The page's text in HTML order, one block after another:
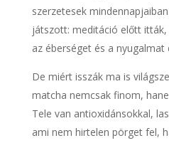
szerzetesek
játszott: meditáció előtt
az éberséget és a nyugalmat
De miért isszák ma is
matcha nemcsak finom,
Tele van antioxidánsokkal,
ami nem hirtelen pörget fel,